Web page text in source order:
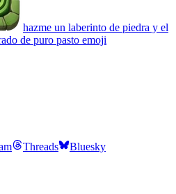
hazme un laberinto de piedra y el
de puro pasto emoji
Threads Bluesky